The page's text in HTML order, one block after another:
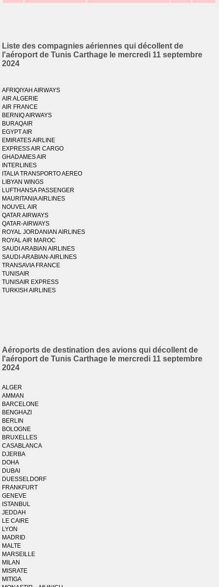
Liste des compagnies aériennes qui décollent de
l'aéroport de Tunis Carthage le mercredi 11 septembre
2024
AFRIQIYAH AIRWAYS
AIR ALGERIE
AIR FRANCE
BERNIQ AIRWAYS
BURAQAIR
EGYPT AIR
EMIRATES AIRLINE
EXPRESS AIR CARGO
GHADAMES AIR
INTERLINES
ITALIA TRANSPORTO AEREO
LIBYAN WINGS
LUFTHANSA PASSENGER
MAURITANIA AIRLINES
NOUVEL AIR
QATAR AIRWAYS
QATAR-AIRWAYS
ROYAL JORDANIAN AIRLINES
ROYAL AIR MAROC
SAUDI ARABIAN AIRLINES
SAUDI-ARABIAN-AIRLINES
TRANSAVIA FRANCE
TUNISAIR
TUNISAIR EXPRESS
TURKISH AIRLINES
Aéroports de destination des avions qui décollent de
l'aéroport de Tunis Carthage le mercredi 11 septembre
2024
ALGER
AMMAN
BARCELONE
BENGHAZI
BERLIN
BOLOGNE
BRUXELLES
CASABLANCA
DJERBA
DOHA
DUBAI
DUESSELDORF
FRANKFURT
GENEVE
ISTANBUL
JEDDAH
LE CAIRE
LYON
MADRID
MALTE
MARSEILLE
MILAN
MISRATE
MITIGA